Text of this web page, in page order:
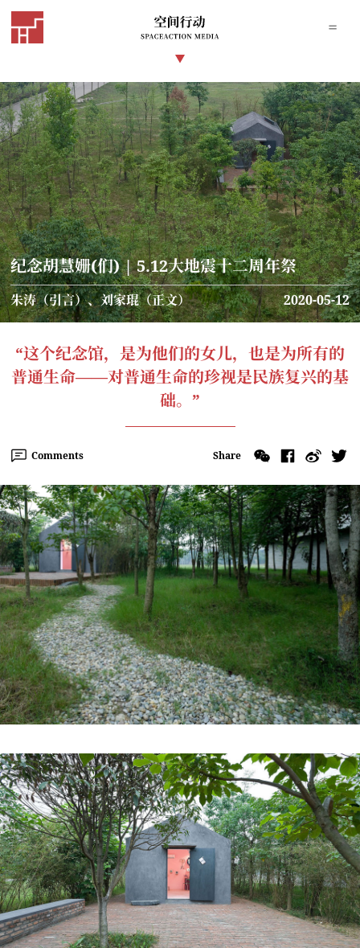
纪念胡慧姗(们) | 5.12大地震十二周年祭
朱涛（引言）、刘家琨（正文） 2020-05-12
“这个纪念馆，是为他们的女儿，也是为所有的
普通生命——对普通生命的珍视是民族复兴的基
础。”
Comments Share